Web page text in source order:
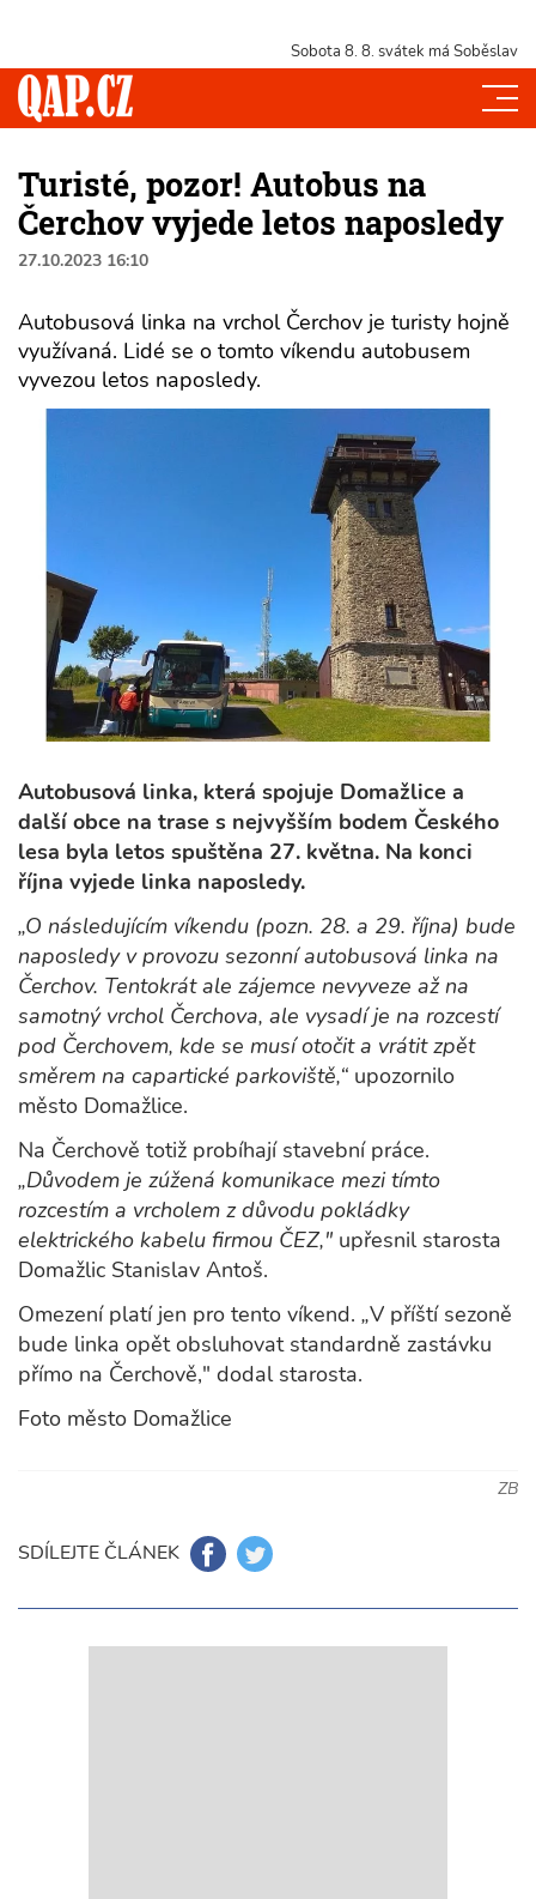
Sobota 8. 8. svátek má Soběslav
Turisté, pozor! Autobus na
Čerchov vyjede letos naposledy
27.10.2023 16:10
Autobusová linka na vrchol Čerchov je turisty hojně
využívaná. Lidé se o tomto víkendu autobusem
vyvezou letos naposledy.
Autobusová linka, která spojuje Domažlice a
další obce na trase s nejvyšším bodem Českého
lesa byla letos spuštěna 27. května. Na konci
října vyjede linka naposledy.
„O následujícím víkendu (pozn. 28. a 29. října) bude
naposledy v provozu sezonní autobusová linka na
Čerchov. Tentokrát ale zájemce nevyveze až na
samotný vrchol Čerchova, ale vysadí je na rozcestí
pod Čerchovem, kde se musí otočit a vrátit zpět
směrem na capartické parkoviště,“ upozornilo
město Domažlice.
Na Čerchově totiž probíhají stavební práce.
„Důvodem je zúžená komunikace mezi tímto
rozcestím a vrcholem z důvodu pokládky
elektrického kabelu firmou ČEZ," upřesnil starosta
Domažlic Stanislav Antoš.
Omezení platí jen pro tento víkend. „V příští sezoně
bude linka opět obsluhovat standardně zastávku
přímo na Čerchově," dodal starosta.
Foto město Domažlice
ZB
SDÍLEJTE ČLÁNEK